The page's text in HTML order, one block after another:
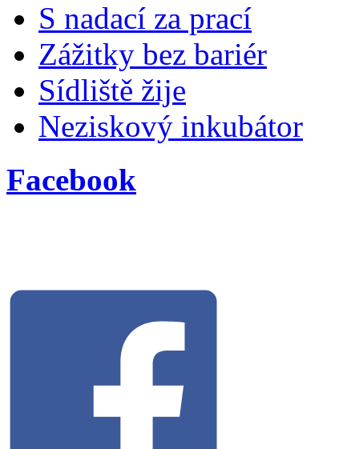
S nadací za prací
Zážitky bez bariér
Sídliště žije
Neziskový inkubátor
Facebook